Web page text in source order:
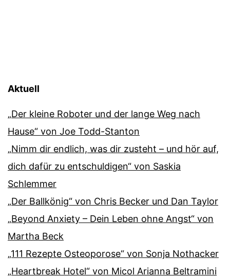
Aktuell
„Der kleine Roboter und der lange Weg nach
Hause“ von Joe Todd-Stanton
„Nimm dir endlich, was dir zusteht – und hör auf,
dich dafür zu entschuldigen“ von Saskia
Schlemmer
„Der Ballkönig“ von Chris Becker und Dan Taylor
„Beyond Anxiety – Dein Leben ohne Angst“ von
Martha Beck
„111 Rezepte Osteoporose“ von Sonja Nothacker
„Heartbreak Hotel“ von Micol Arianna Beltramini